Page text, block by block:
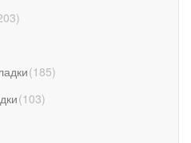
)
(185)
(103)